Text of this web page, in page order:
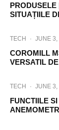
PRODUSELE
SITUAȚIILE
TECH · JUNE
COROMILL
VERSATIL
TECH · JUNE
FUNCTIILE